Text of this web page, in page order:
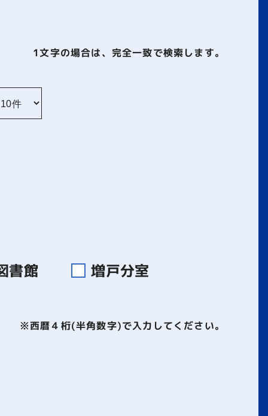
1文字の場合は、完全一致で検索します。
書館 増戸分室
※西暦４桁(半角数字)で入力してください。